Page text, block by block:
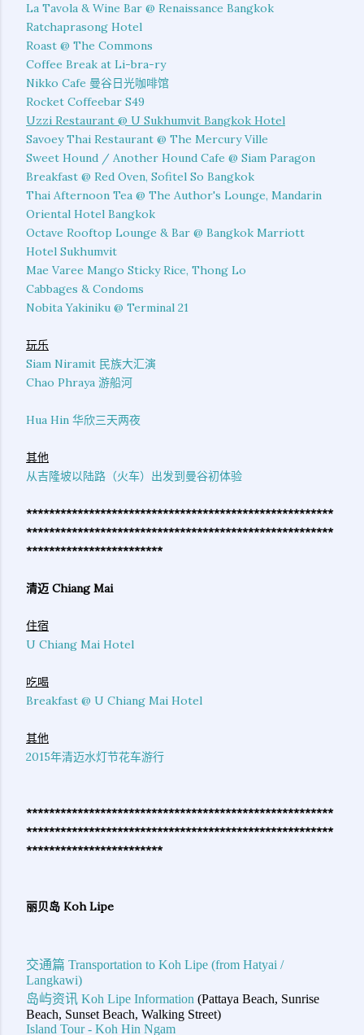
La Tavola & Wine Bar @ Renaissance Bangkok
Ratchaprasong Hotel
Roast @ The Commons
Coffee Break at Li-bra-ry
Nikko Cafe 曼谷日光咖啡馆
Rocket Coffeebar S49
Uzzi Restaurant @ U Sukhumvit Bangkok Hotel
Savoey Thai Restaurant @ The Mercury Ville
Sweet Hound / Another Hound Cafe @ Siam Paragon
Breakfast @ Red Oven, Sofitel So Bangkok
Thai Afternoon Tea @ The Author's Lounge, Mandarin
Oriental Hotel Bangkok
Octave Rooftop Lounge & Bar @ Bangkok Marriott
Hotel Sukhumvit
Mae Varee Mango Sticky Rice, Thong Lo
Cabbages & Condoms
Nobita Yakiniku @ Terminal 21
玩乐
Siam Niramit 民族大汇演
Chao Phraya 游船河
Hua Hin 华欣三天两夜
其他
从吉隆坡以陆路（火车）出发到曼谷初体验
******************************************************
******************************************************
************************
清迈 Chiang Mai
住宿
U Chiang Mai Hotel
吃喝
Breakfast @ U Chiang Mai Hotel
其他
2015年清迈水灯节花车游行
******************************************************
******************************************************
************************
丽贝岛 Koh Lipe
交通篇 Transportation to Koh Lipe (from Hatyai /
Langkawi)
岛屿资讯 Koh Lipe Information (Pattaya Beach, Sunrise
Beach, Sunset Beach, Walking Street)
Island Tour - Koh Hin Ngam